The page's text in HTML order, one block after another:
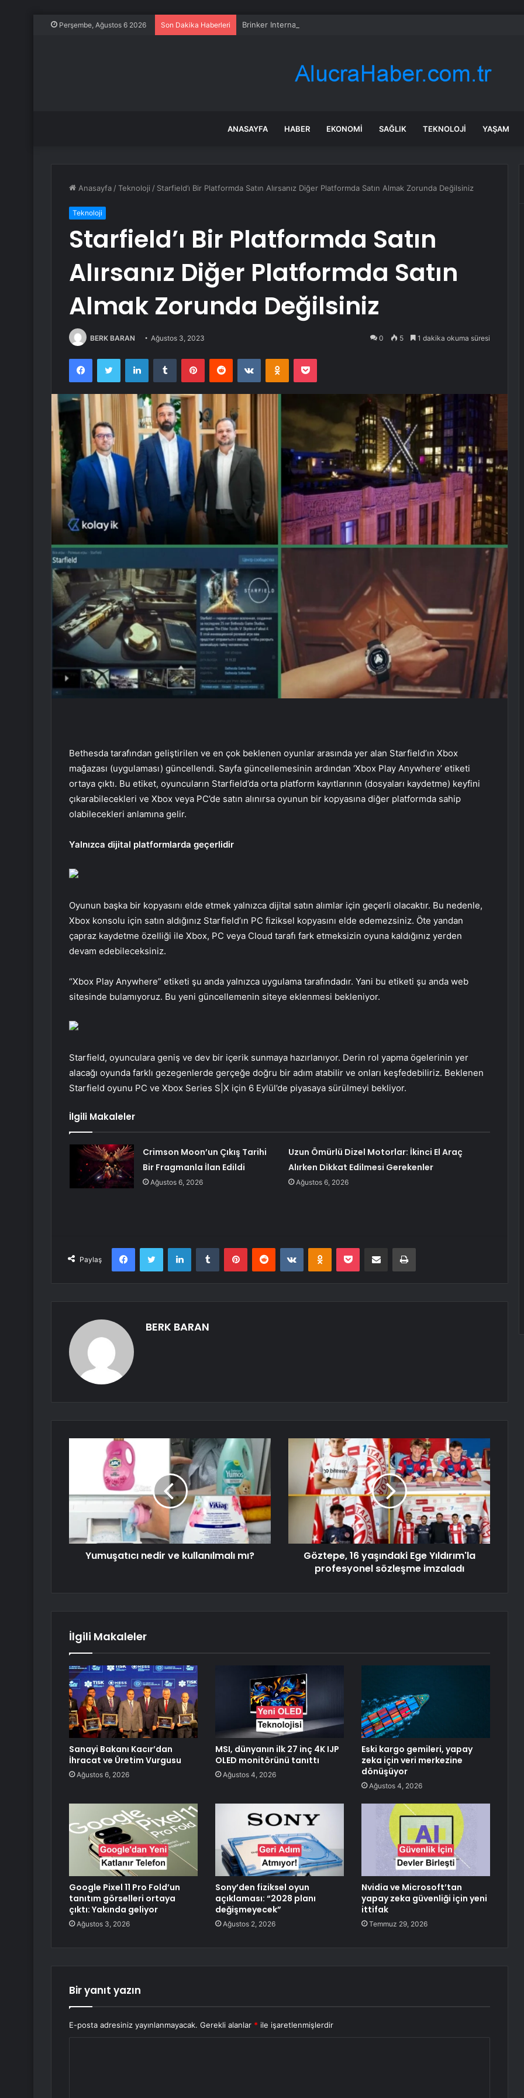
Perşembe, Ağustos 6 2026 Son Dakika Haberleri Brinker International hissesi 12 Ağustos’ta yüzde 6,6 hareket edebilir
ANASAYFA HABER EKONOMI SAĞLIK TEKNOLOJI YAŞAM
Anasayfa /Teknoloji / Starfield’ı Bir Platformda Satın Alırsanız Diğer Platformda Satın Almak Zorunda Değilsiniz
Teknoloji
Starfield’ı Bir Platformda Satın
Alırsanız Diğer Platformda Satın
Almak Zorunda Değilsiniz
BERK BARAN Ağustos 3, 2023 0 5 1 dakika okuma süresi
FacebookTwitter LinkedInTumblr PinterestReddit VKontakteOdnoklassniki
Pocket
Bethesda tarafından geliştirilen ve en çok beklenen oyunlar arasında yer alan Starfield’ın Xbox
mağazası (uygulaması) güncellendi. Sayfa güncellemesinin ardından ‘Xbox Play Anywhere’ etiketi
ortaya çıktı. Bu etiket, oyuncuların Starfield’da orta platform kayıtlarının (dosyaları kaydetme) keyfini
çıkarabilecekleri ve Xbox veya PC’de satın alınırsa oyunun bir kopyasına diğer platformda sahip
olabilecekleri anlamına gelir.
Yalnızca dijital platformlarda geçerlidir
Oyunun başka bir kopyasını elde etmek yalnızca dijital satın alımlar için geçerli olacaktır. Bu nedenle,
Xbox konsolu için satın aldığınız Starfield’ın PC fiziksel kopyasını elde edemezsiniz. Öte yandan
çapraz kaydetme özelliği ile Xbox, PC veya Cloud tarafı fark etmeksizin oyuna kaldığınız yerden
devam edebileceksiniz.
“Xbox Play Anywhere” etiketi şu anda yalnızca uygulama tarafındadır. Yani bu etiketi şu anda web
sitesinde bulamıyoruz. Bu yeni güncellemenin siteye eklenmesi bekleniyor.
Starfield, oyunculara geniş ve dev bir içerik sunmaya hazırlanıyor. Derin rol yapma ögelerinin yer
alacağı oyunda farklı gezegenlerde gerçeğe doğru bir adım atabilir ve onları keşfedebiliriz. Beklenen
Starfield oyunu PC ve Xbox Series S|X için 6 Eylül’de piyasaya sürülmeyi bekliyor.
İlgili Makaleler
Crimson Moon’un Çıkış Tarihi
Bir Fragmanla İlan Edildi
Ağustos 6, 2026
Uzun Ömürlü Dizel Motorlar: İkinci El Araç
Alırken Dikkat Edilmesi Gerekenler
Ağustos 6, 2026
Paylaş
FacebookTwitter LinkedInTumblr PinterestReddit VKontakteOdnoklassniki
Pocket E-Posta ile paylaş Yazdır
BERK BARAN
Yumuşatıcı nedir ve kullanılmalı mı?
Göztepe, 16 yaşındaki Ege Yıldırım'la
profesyonel sözleşme imzaladı
İlgili Makaleler
Sanayi Bakanı Kacır’dan
İhracat ve Üretim Vurgusu
Ağustos 6, 2026
MSI, dünyanın ilk 27 inç 4K IJP
OLED monitörünü tanıttı
Ağustos 4, 2026
Eski kargo gemileri, yapay
zeka için veri merkezine
dönüşüyor
Ağustos 4, 2026
Google Pixel 11 Pro Fold’un
tanıtım görselleri ortaya
çıktı: Yakında geliyor
Ağustos 3, 2026
Sony’den fiziksel oyun
açıklaması: “2028 planı
değişmeyecek”
Ağustos 2, 2026
Nvidia ve Microsoft’tan
yapay zeka güvenliği için yeni
ittifak
Temmuz 29, 2026
Bir yanıt yazın
E-posta adresiniz yayınlanmayacak. Gerekli alanlar * ile işaretlenmişlerdir